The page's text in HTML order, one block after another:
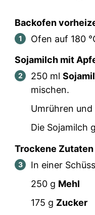
Backofen
Ofen auf 180
Sojamilch mit
250 ml
mischen.
Umrühren
Die Sojamilch
Trockene
In einer
250 g Mehl
175 g Zucker